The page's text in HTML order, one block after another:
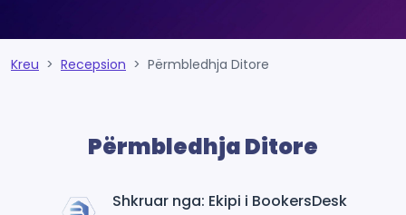
Kreu Recepsion Përmbledhja Ditore
Përmbledhja Ditore
Shkruar nga: Ekipi i BookersDesk